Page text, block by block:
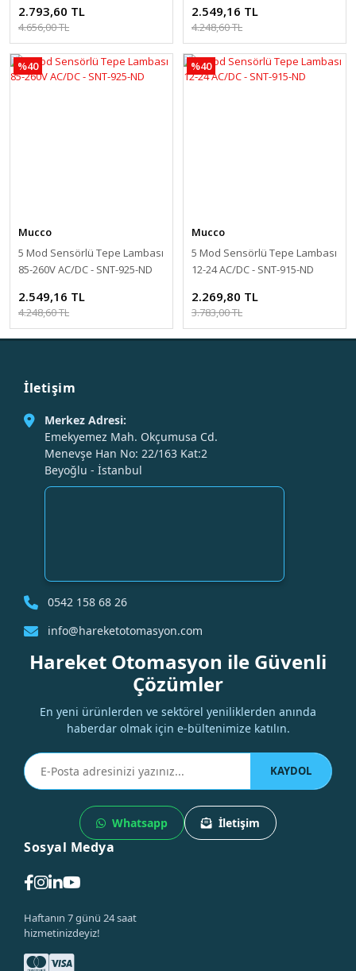
2.793,60 TL
4.656,00 TL
2.549,16 TL
4.248,60 TL
%40
Mucco
5 Mod Sensörlü Tepe Lambası
85-260V AC/DC - SNT-925-ND
2.549,16 TL
4.248,60 TL
%40
Mucco
5 Mod Sensörlü Tepe Lambası
12-24 AC/DC - SNT-915-ND
2.269,80 TL
3.783,00 TL
İletişim
Merkez Adresi:
Emekyemez Mah. Okçumusa Cd.
Menevşe Han No: 22/163 Kat:2
Beyoğlu - İstanbul
0542 158 68 26
info@hareketotomasyon.com
Hareket Otomasyon ile Güvenli
Çözümler
En yeni ürünlerden ve sektörel yeniliklerden anında
haberdar olmak için e-bültenimize katılın.
KAYDOL
Whatsapp İletişim
Sosyal Medya
Haftanın 7 günü 24 saat
hizmetinizdeyiz!